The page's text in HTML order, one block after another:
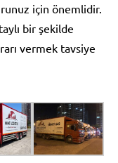
için önemlidir.
bir şekilde
vermek tavsiye